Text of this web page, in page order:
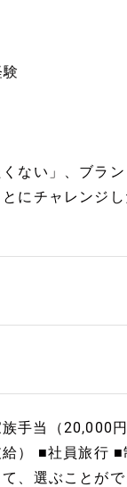
ない」、ブラ
にチャレンジ
手当（20,000
） ■社員旅行
、選ぶことが